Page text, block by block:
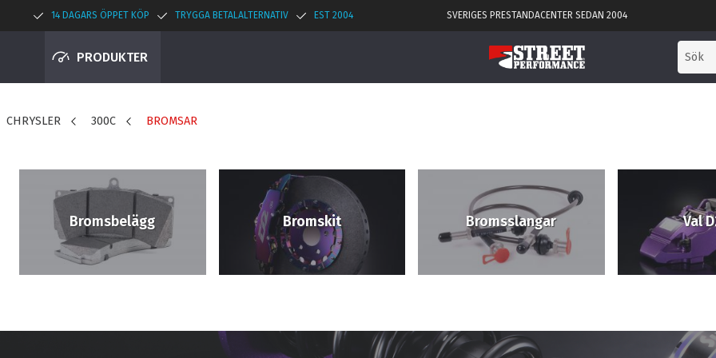
14 DAGARS ÖPPET KÖP TRYGGA BETALALTERNATIV EST 2004 SVERIGES PRESTANDACENTER SEDAN 2004
PRODUKTER
CHRYSLER 300C BROMSAR
Bromsbelägg Bromskit Bromsslangar Val